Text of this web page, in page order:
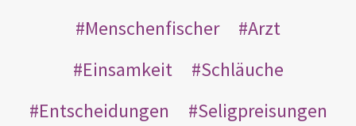
Menschenfischer
Arzt
Einsamkeit
Schläuche
Entscheidungen
Seligpreisungen